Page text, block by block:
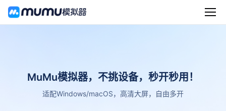
MuMu模拟器，不挑设备，秒开秒用！
适配Windows/macOS，高清大屏，自由多开